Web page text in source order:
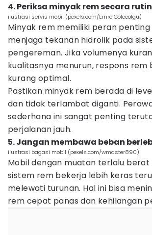
4. Periksa minyak rem secara rutin
ilustrasi servis mobil (pexels.com/Emre Golceolgu)
Minyak rem memiliki peran
menjaga tekanan hidrolik pada
pengereman. Jika volumenya
kualitasnya menurun, respons rem
kurang optimal.
Pastikan minyak rem berada di
dan tidak terlambat diganti.
sederhana ini sangat penting
perjalanan jauh.
5. Jangan membawa beban
ilustrasi bagasi mobil (pexels.com/wmaster890)
Mobil dengan muatan terlalu
sistem rem bekerja lebih keras
melewati turunan. Hal ini bisa
rem cepat panas dan kehilangan